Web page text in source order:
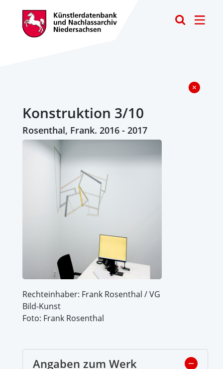
Konstruktion 3/10
Rosenthal, Frank. 2016 - 2017
Rechteinhaber: Frank Rosenthal / VG
Bild-Kunst
Foto: Frank Rosenthal
Angaben zum Werk